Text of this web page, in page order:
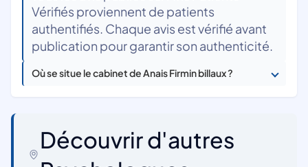
Vérifiés proviennent de patients
authentifiés. Chaque avis est vérifié avant
publication pour garantir son authenticité.
Où se situe le cabinet de Anais Firmin billaux ?
Découvrir d'autres